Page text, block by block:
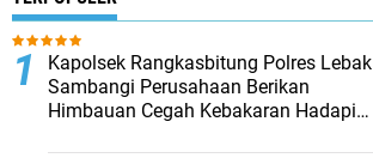
Kapolsek Rangkasbitung Polres Lebak
Sambangi Perusahaan Berikan
Himbauan Cegah Kebakaran Hadapi